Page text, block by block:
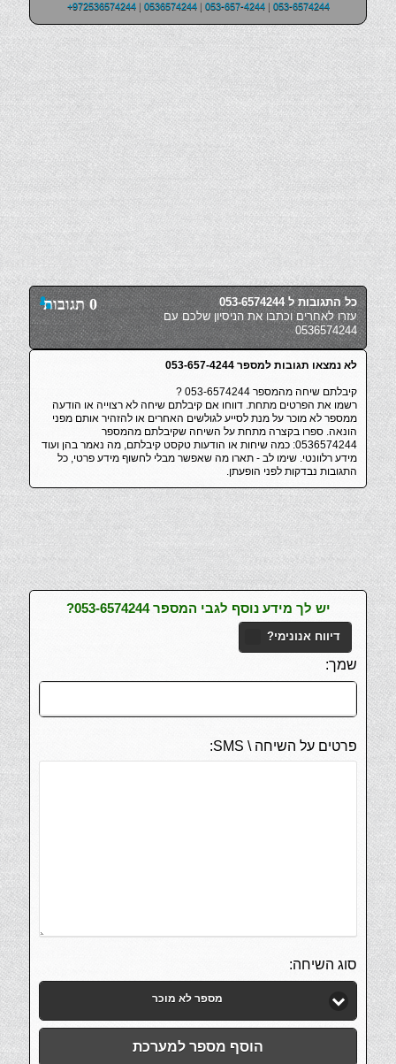
+972536574244| 0536574244| 053-657-4244| 053-6574244
0 תגובות
כל התגובות ל 053-6574244
עזרו לאחרים וכתבו את הניסיון שלכם עם
0536574244
לא נמצאו תגובות למספר 053-657-4244
קיבלתם שיחה מהמספר 053-6574244 ?
רשמו את הפרטים מתחת. דווחו אם קיבלתם שיחה לא רצוייה או הודעה
ממספר לא מוכר על מנת לסייע לגולשים האחרים או להזהיר אותם מפני
הונאה. ספרו בקצרה מתחת על השיחה שקיבלתם מהמספר
0536574244: כמה שיחות או הודעות טקסט קיבלתם, מה נאמר בהן ועוד
מידע רלוונטי. שימו לב - תארו מה שאפשר מבלי לחשוף מידע פרטי, כל
התגובות נבדקות לפני הופעתן.
יש לך מידע נוסף לגבי המספר 053-6574244?
דיווח אנונימי?
שמך:
פרטים על השיחה \ SMS:
סוג השיחה:
מספר לא מוכר
הוסף מספר למערכת